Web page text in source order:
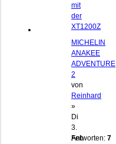
mit
der
XT1200Z
MICHELIN
ANAKEE
ADVENTURE
2
von
Reinhard
»
Di
3.
Feb
Antworten: 7